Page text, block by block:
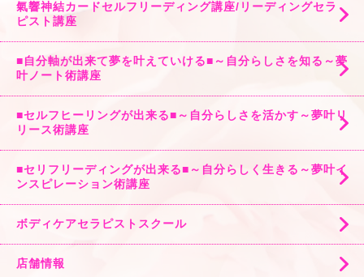
氣響神結カードセルフリーディング講座/リーディングセラ
ピスト講座
■自分軸が出来て夢を叶えていける■～自分らしさを知る～夢
叶ノート術講座
■セルフヒーリングが出来る■～自分らしさを活かす～夢叶リ
リース術講座
■セリフリーディングが出来る■～自分らしく生きる～夢叶イ
ンスピレーション術講座
ボディケアセラピストスクール
店舗情報